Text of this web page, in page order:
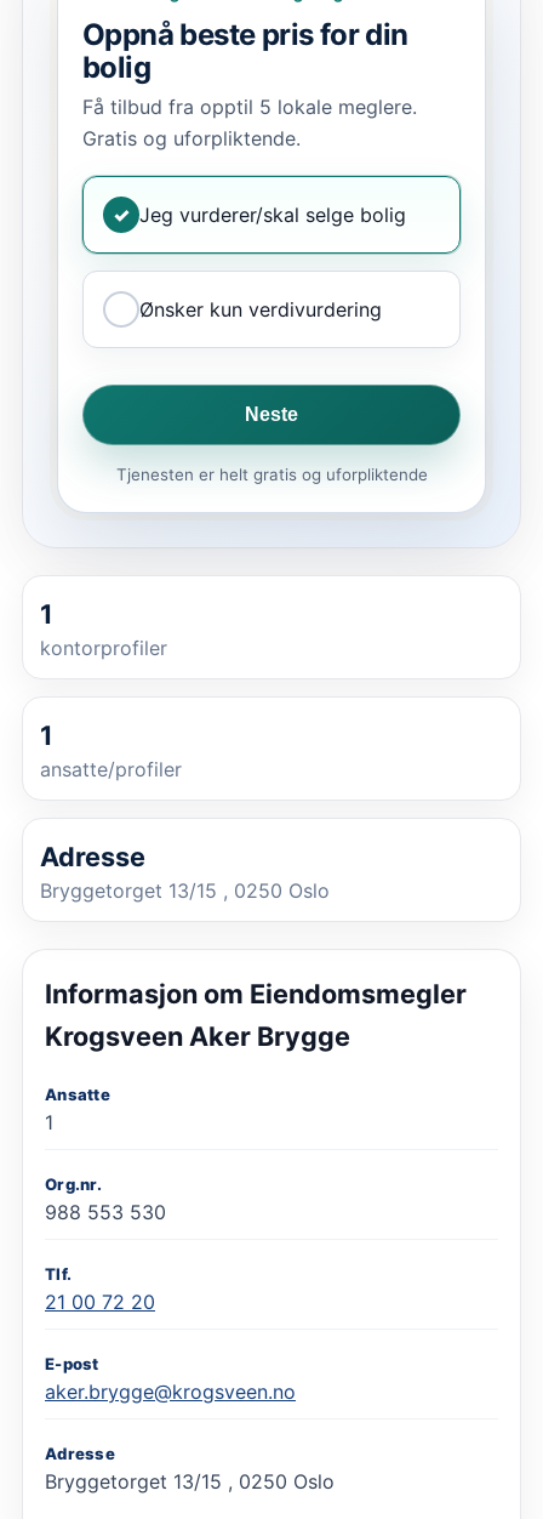
Oppnå beste pris for din
bolig
Få tilbud fra opptil 5 lokale meglere.
Gratis og uforpliktende.
✓ Jeg vurderer/skal selge bolig
Ønsker kun verdivurdering
Neste
Tjenesten er helt gratis og uforpliktende
1
kontorprofiler
1
ansatte/profiler
Adresse
Bryggetorget 13/15 , 0250 Oslo
Informasjon om Eiendomsmegler
Krogsveen Aker Brygge
Ansatte
1
Org.nr.
988 553 530
Tlf.
21 00 72 20
E-post
aker.brygge@krogsveen.no
Adresse
Bryggetorget 13/15 , 0250 Oslo